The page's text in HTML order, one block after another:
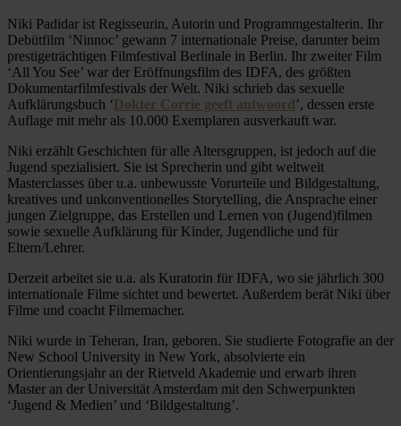
Niki Padidar ist Regisseurin, Autorin und Programmgestalterin. Ihr
Debütfilm ‘Ninnoc’ gewann 7 internationale Preise, darunter beim
prestigeträchtigen Filmfestival Berlinale in Berlin. Ihr zweiter Film
‘All You See’ war der Eröffnungsfilm des IDFA, des größten
Dokumentarfilmfestivals der Welt. Niki schrieb das sexuelle
Aufklärungsbuch ‘Dokter Corrie geeft antwoord’, dessen erste
Auflage mit mehr als 10.000 Exemplaren ausverkauft war.
Niki erzählt Geschichten für alle Altersgruppen, ist jedoch auf die
Jugend spezialisiert. Sie ist Sprecherin und gibt weltweit
Masterclasses über u.a. unbewusste Vorurteile und Bildgestaltung,
kreatives und unkonventionelles Storytelling, die Ansprache einer
jungen Zielgruppe, das Erstellen und Lernen von (Jugend)filmen
sowie sexuelle Aufklärung für Kinder, Jugendliche und für
Eltern/Lehrer.
Derzeit arbeitet sie u.a. als Kuratorin für IDFA, wo sie jährlich 300
internationale Filme sichtet und bewertet. Außerdem berät Niki über
Filme und coacht Filmemacher.
Niki wurde in Teheran, Iran, geboren. Sie studierte Fotografie an der
New School University in New York, absolvierte ein
Orientierungsjahr an der Rietveld Akademie und erwarb ihren
Master an der Universität Amsterdam mit den Schwerpunkten
‘Jugend & Medien’ und ‘Bildgestaltung’.